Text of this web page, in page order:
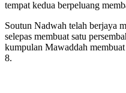
tempat kedua berpeluang
Soutun Nadwah telah berjaya
selepas membuat satu
kumpulan Mawaddah
8.